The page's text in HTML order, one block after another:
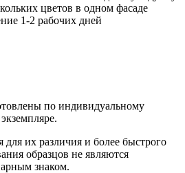
цветов в одном фасаде
1-2 рабочих дней
по индивидуальному
их различия и более быстрого
образцов не являются
знаком.